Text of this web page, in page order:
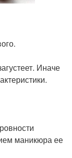
Иначе
маникюра ее